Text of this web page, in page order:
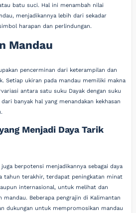
batu suci. Hal ini menambah nilai
menjadikannya lebih dari sekadar
harapan dan perlindungan.
Mandau
pencerminan dari keterampilan dan
Setiap ukiran pada mandau memiliki makna
antara satu suku Dayak dengan suku
banyak hal yang menandakan kekhasan
Menjadi Daya Tarik
berpotensi menjadikannya sebagai daya
tahun terakhir, terdapat peningkatan minat
internasional, untuk melihat dan
mandau. Beberapa pengrajin di Kalimantan
dukungan untuk mempromosikan mandau